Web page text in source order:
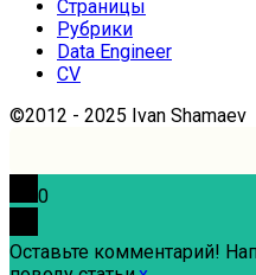
Страницы
Рубрики
Data Engineer
CV
©2012 - 2025 Ivan Shamaev
0
Оставьте комментарий!